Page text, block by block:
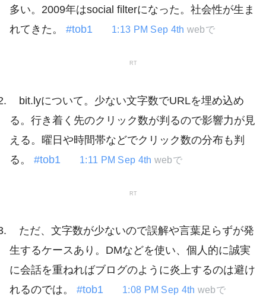
多い。2009年はsocial filterになった。社会性が生ま
れてきた。 #tob1 1:13 PM Sep 4th webで
RT
bit.lyについて。少ない文字数でURLを埋め込め
る。行き着く先のクリック数が判るので影響力が見
える。曜日や時間帯などでクリック数の分布も判
る。 #tob1 1:11 PM Sep 4th webで
RT
ただ、文字数が少ないので誤解や言葉足らずが発
生するケースあり。DMなどを使い、個人的に誠実
に会話を重ねればブログのように炎上するのは避け
れるのでは。 #tob1 1:08 PM Sep 4th webで